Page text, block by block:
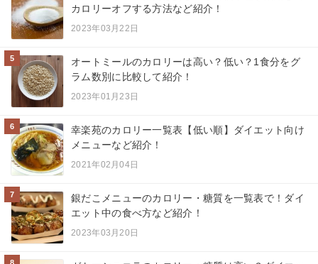
カロリーオフする方法など紹介！
2023年03月22日
5
オートミールのカロリーは高い？低い？1食分をグ
ラム数別に比較して紹介！
2023年01月23日
6
幸楽苑のカロリー一覧表【低い順】ダイエット向け
メニューなど紹介！
2021年02月04日
7
銀だこメニューのカロリー・糖質を一覧表で！ダイ
エット中の食べ方など紹介！
2023年03月20日